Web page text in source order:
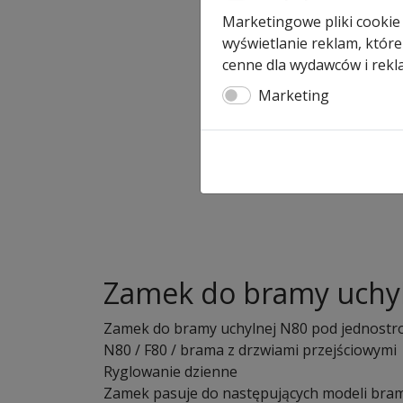
Zamek do bramy
Zamek do bramy uchylnej N80 pod
N80 / F80 / brama z drzwiami przejściowymi
Ryglowanie dzienne
Zamek pasuje do następujących modeli
Marketingowe pliki
wyświetlanie reklam,
cenne dla wydawców i
Marketing